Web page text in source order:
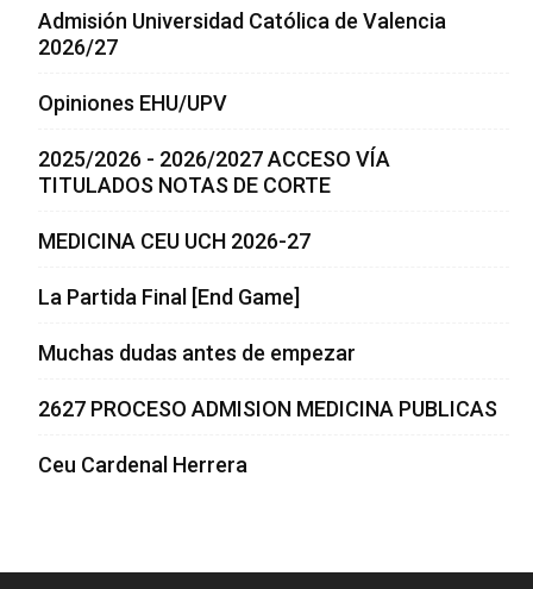
Admisión Universidad Católica de Valencia
2026/27
Opiniones EHU/UPV
2025/2026 - 2026/2027 ACCESO VÍA
TITULADOS NOTAS DE CORTE
MEDICINA CEU UCH 2026-27
La Partida Final [End Game]
Muchas dudas antes de empezar
2627 PROCESO ADMISION MEDICINA PUBLICAS
Ceu Cardenal Herrera